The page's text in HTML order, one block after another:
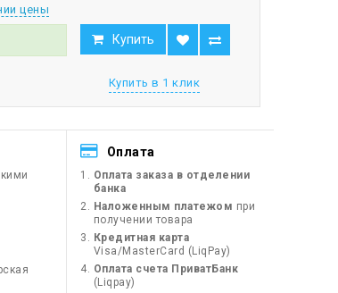
цены
Купить
Купить в 1 клик
Оплата
Оплата заказа в отделении
банка
Наложенным платежом при
получении товара
Кредитная карта
Visa/MasterCard (LiqPay)
Оплата счета ПриватБанк
(Liqpay)